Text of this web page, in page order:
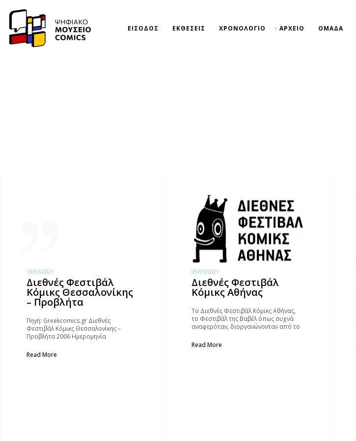
ΕΙΣΟΔΟΣ ΕΚΘΕΣΕΙΣ ΧΡΟΝΟΛΟΓΙΟ ΑΡΧΕΙΟ ΟΜΑΔΑ
18/05/2021
Διεθνές Φεστιβάλ
Κόμικς Θεσσαλονίκης
– Προβλήτα
Πηγή: Greekcomics.gr Διεθνές
Φεστιβάλ Κόμικς Θεσσαλονίκης –
Προβλήτα 2006 Ημερομηνία
Οκτωβρίου 2006. Τόπος Διεξαγωγής:
Read More
09/05/2021
Διεθνές Φεστιβάλ
Κόμικς Αθήνας
Το Διεθνές Φεστιβάλ Κόμικς Αθήνας,
το Φεστιβάλ της Βαβέλ όπως συχνά
αναφερόταν, διοργανώνονταν από το
πολιτιστικά δρώμενα της Αθήνας.
Read More